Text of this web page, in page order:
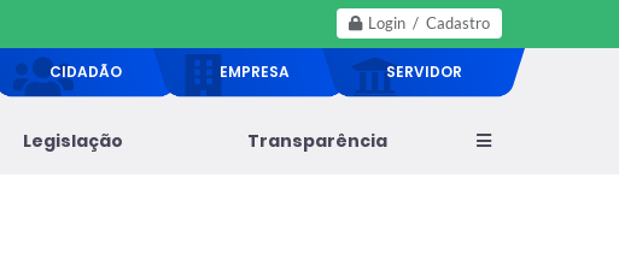
Login / Cadastro
CIDADÃO EMPRESA SERVIDOR
Legislação Transparência